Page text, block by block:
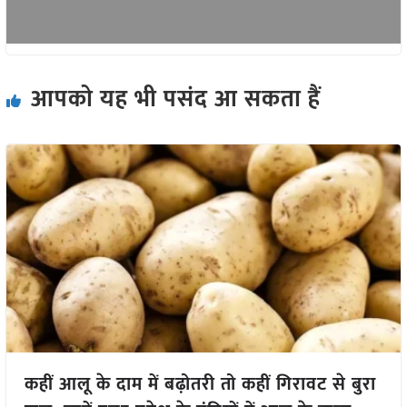
आपको यह भी पसंद आ सकता हैं
कहीं आलू के दाम में बढ़ोतरी तो कहीं गिरावट से बुरा